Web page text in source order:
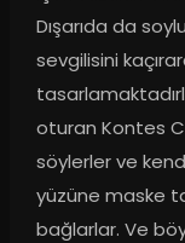
Dışarıda da
sevgilisini
oturan Kontes
söylerler ve
yüzüne maske
bağlarlar. Ve